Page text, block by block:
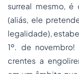
surreal mesmo,
(aliás, ele
legalidade),
1º. de
crentes a